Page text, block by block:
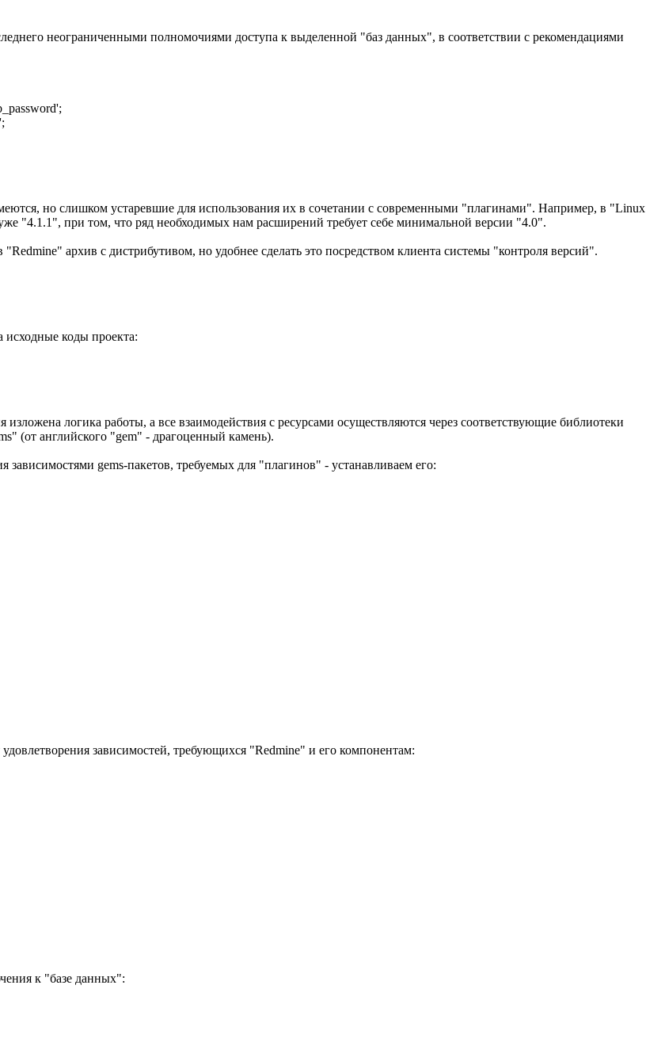
неограниченными полномочиями доступа к выделенной "баз данных", в соответствии с рекомендациями
но слишком устаревшие для использования их в сочетании с современными "плагинами". Например, в "Linux
"4.1.1", при том, что ряд необходимых нам расширений требует себе минимальной версии "4.0".
"Redmine" архив с дистрибутивом, но удобнее сделать это посредством клиента системы "контроля версий".
исходные коды проекта:
логика работы, а все взаимодействия с ресурсами осуществляются через соответствующие библиотеки
(от английского "gem" - драгоценный камень).
gems-пакетов, требуемых для "плагинов" - устанавливаем его:
зависимостей, требующихся "Redmine" и его компонентам:
к "базе данных":